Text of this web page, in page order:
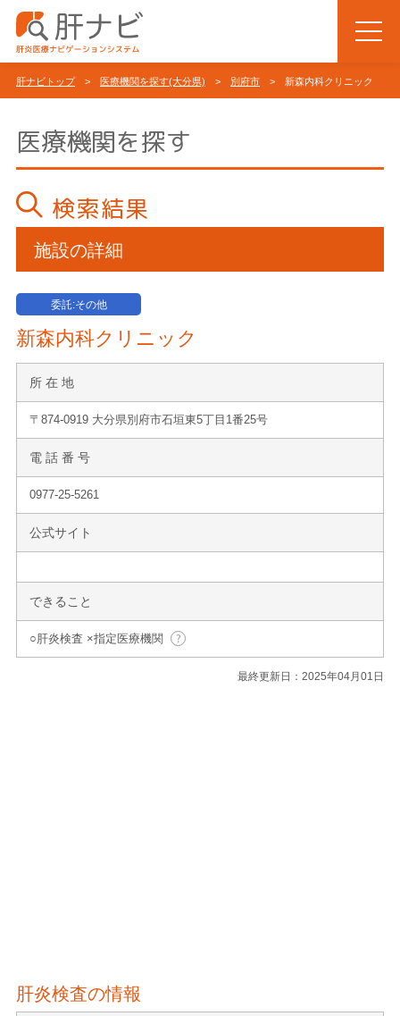
肝ナビトップ> 医療機関を探す(大分県) > 別府市 > 新森内科クリニック
医療機関を探す
検索結果
施設の詳細
委託:その他
新森内科クリニック
所 在 地
〒874-0919 大分県別府市石垣東5丁目1番25号
電 話 番 号
0977-25-5261
公式サイト
できること
○肝炎検査 ×指定医療機関
最終更新日：2025年04月01日
肝炎検査の情報